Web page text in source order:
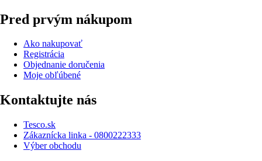
Pred prvým nákupom
Ako nakupovať
Registrácia
Objednanie doručenia
Moje obľúbené
Kontaktujte nás
Tesco.sk
Zákaznícka linka - 0800222333
Výber obchodu